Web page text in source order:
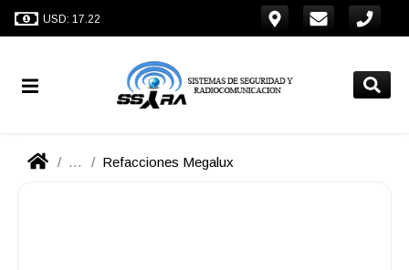
USD: 17.22
... Refacciones Megalux